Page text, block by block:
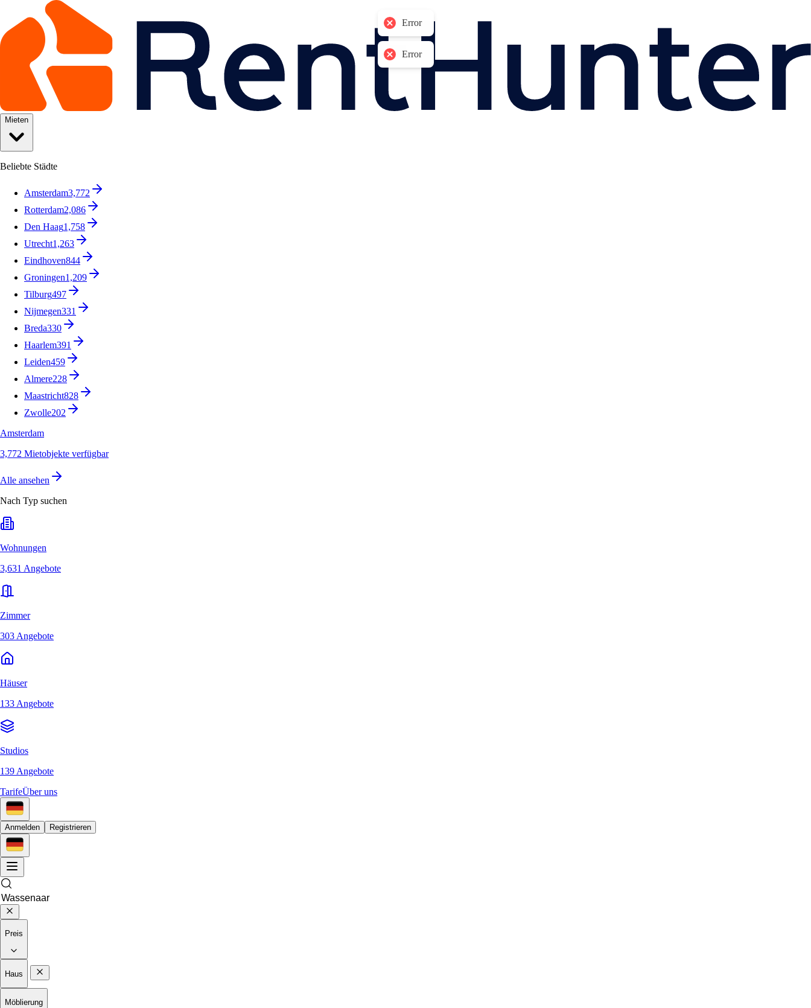
Mieten
Beliebte Städte
Amsterdam3,772
Rotterdam2,086
Den Haag1,758
Utrecht1,263
Eindhoven844
Groningen1,209
Tilburg497
Nijmegen331
Breda330
Haarlem391
Leiden459
Almere228
Maastricht828
Zwolle202
Amsterdam
3,772 Mietobjekte verfügbar
Alle ansehen
Nach Typ suchen
Wohnungen
3,631 Angebote
Zimmer
303 Angebote
Häuser
133 Angebote
Studios
139 Angebote
TarifeÜber uns
Anmelden Registrieren
Preis
Haus
Möblierung
Error
Error